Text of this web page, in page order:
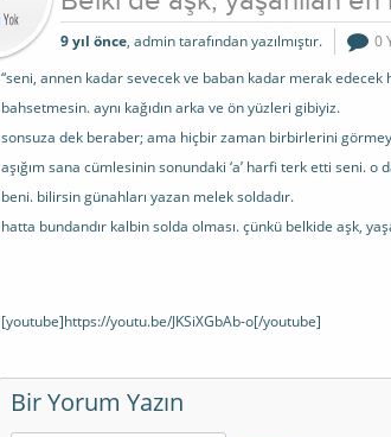
9 yıl önce, admin tarafından yazılmıştır. 0
“seni, annen kadar sevecek ve baban kadar merak
bahsetmesin. aynı kağıdın arka ve ön yüzleri gibiyiz.
sonsuza dek beraber; ama hiçbir zaman birbirlerini
aşığım sana cümlesinin sonundaki ‘a’ harfi terk etti seni.
beni. bilirsin günahları yazan melek soldadır.
hatta bundandır kalbin solda olması. çünkü belkide aşk,
[youtube]https://youtu.be/JKSiXGbAb-o[/youtube]
Bir Yorum Yazın